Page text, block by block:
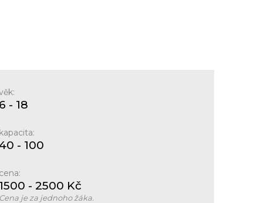
6 - 18
kapacita:
- 100
cena:
1500 - 2500 Kč
Cena je za jednoho žáka.